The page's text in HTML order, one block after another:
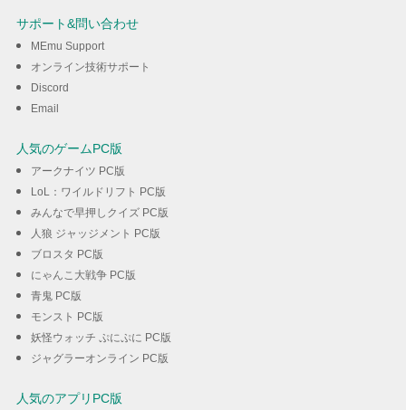
Online (氷鬼オンライン)を楽し
サポート&問い合わせ
MEmu Support
オンライン技術サポート
Discord
Email
人気のゲームPC版
アークナイツ PC版
LoL：ワイルドリフト PC版
みんなで早押しクイズ PC版
人狼 ジャッジメント PC版
ブロスタ PC版
にゃんこ大戦争 PC版
青鬼 PC版
モンスト PC版
妖怪ウォッチ ぷにぷに PC版
ジャグラーオンライン PC版
人気のアプリPC版